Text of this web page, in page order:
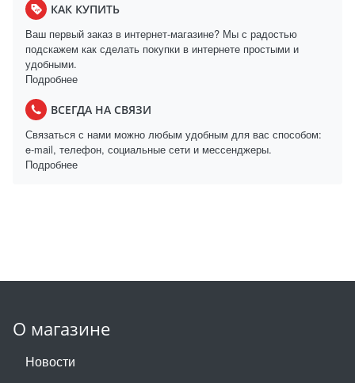
КАК КУПИТЬ
Ваш первый заказ в интернет-магазине? Мы с радостью
подскажем как сделать покупки в интернете простыми и
удобными.
Подробнее
ВСЕГДА НА СВЯЗИ
Связаться с нами можно любым удобным для вас способом:
e-mail, телефон, социальные сети и мессенджеры.
Подробнее
О магазине
Новости